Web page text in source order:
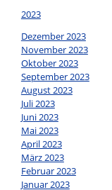
2023
Dezember 2023
November 2023
Oktober 2023
September 2023
August 2023
Juli 2023
Juni 2023
Mai 2023
April 2023
März 2023
Februar 2023
Januar 2023